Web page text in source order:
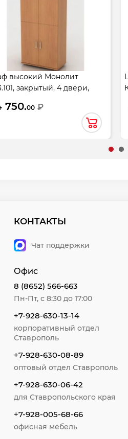
высокий Монолит
закрытый, 4 двери,
750.00 ₽
КОНТАКТЫ
Чат поддержки
Офис
8 (8652) 566-663
Пн-Пт, с 8:30 до 17:00
+7-928-630-13-14
корпоративный отдел
Ставрополь
+7-928-630-08-89
оптовый отдел Ставрополь
+7-928-630-06-42
для Ставропольского края
+7-928-005-68-66
офисная мебель